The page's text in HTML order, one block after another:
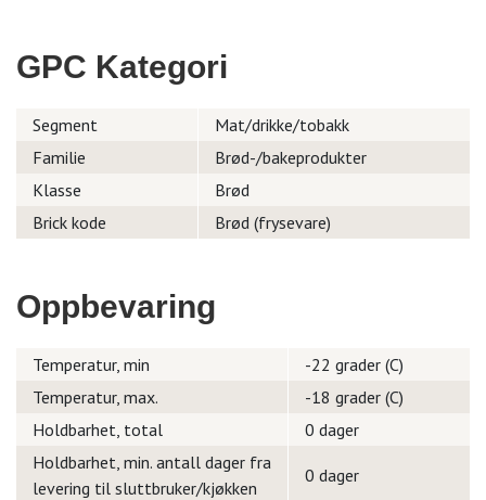
GPC Kategori
Segment
Mat/drikke/tobakk
Familie
Brød-/bakeprodukter
Klasse
Brød
Brick kode
Brød (frysevare)
Oppbevaring
Temperatur, min
-22 grader (C)
Temperatur, max.
-18 grader (C)
Holdbarhet, total
0 dager
Holdbarhet, min. antall dager fra
levering til sluttbruker/kjøkken
0 dager